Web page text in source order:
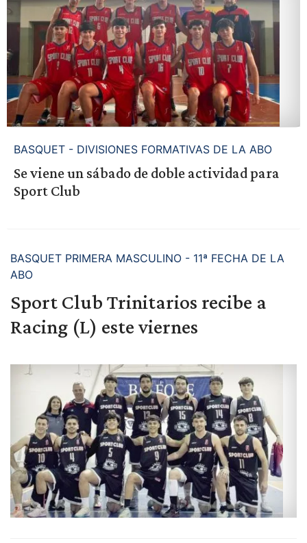
BASQUET - DIVISIONES FORMATIVAS DE LA ABO
Se viene un sábado de doble actividad para
Sport Club
BASQUET PRIMERA MASCULINO - 11ª FECHA DE LA
ABO
Sport Club Trinitarios recibe a
Racing (L) este viernes